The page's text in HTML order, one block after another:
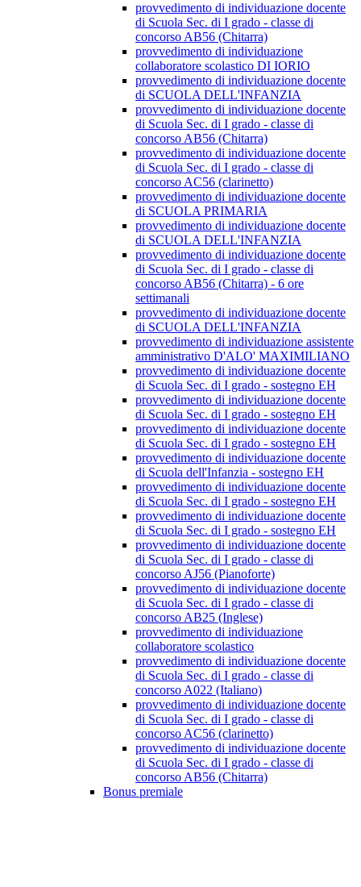
provvedimento di individuazione docente
di Scuola Sec. di I grado - classe di
concorso AB56 (Chitarra)
provvedimento di individuazione
collaboratore scolastico DI IORIO
provvedimento di individuazione docente
di SCUOLA DELL'INFANZIA
provvedimento di individuazione docente
di Scuola Sec. di I grado - classe di
concorso AB56 (Chitarra)
provvedimento di individuazione docente
di Scuola Sec. di I grado - classe di
concorso AC56 (clarinetto)
provvedimento di individuazione docente
di SCUOLA PRIMARIA
provvedimento di individuazione docente
di SCUOLA DELL'INFANZIA
provvedimento di individuazione docente
di Scuola Sec. di I grado - classe di
concorso AB56 (Chitarra) - 6 ore
settimanali
provvedimento di individuazione docente
di SCUOLA DELL'INFANZIA
provvedimento di individuazione assistente
amministrativo D'ALO' MAXIMILIANO
provvedimento di individuazione docente
di Scuola Sec. di I grado - sostegno EH
provvedimento di individuazione docente
di Scuola Sec. di I grado - sostegno EH
provvedimento di individuazione docente
di Scuola Sec. di I grado - sostegno EH
provvedimento di individuazione docente
di Scuola dell'Infanzia - sostegno EH
provvedimento di individuazione docente
di Scuola Sec. di I grado - sostegno EH
provvedimento di individuazione docente
di Scuola Sec. di I grado - sostegno EH
provvedimento di individuazione docente
di Scuola Sec. di I grado - classe di
concorso AJ56 (Pianoforte)
provvedimento di individuazione docente
di Scuola Sec. di I grado - classe di
concorso AB25 (Inglese)
provvedimento di individuazione
collaboratore scolastico
provvedimento di individuazione docente
di Scuola Sec. di I grado - classe di
concorso A022 (Italiano)
provvedimento di individuazione docente
di Scuola Sec. di I grado - classe di
concorso AC56 (clarinetto)
provvedimento di individuazione docente
di Scuola Sec. di I grado - classe di
concorso AB56 (Chitarra)
Bonus premiale